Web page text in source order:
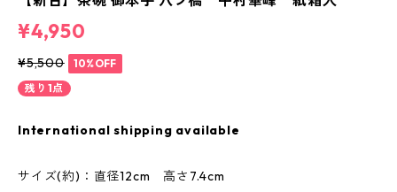
¥4,950
¥5,500
10%OFF
残り1点
International shipping available
サイズ(約)：直径12cm 高さ7.4cm